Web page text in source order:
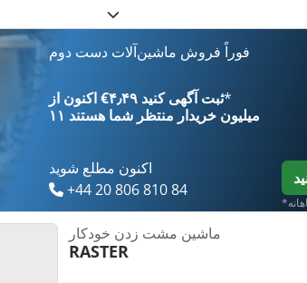
فوراً فروش ماشین‌آلات دست دوم
اکنون از ‎€۴٫۴۹ ثبت آگهی کنید*
۱۱ میلیون خریدار منتظر شما هستند
اکنون مطلع شوید
+44 20 806 810 84
ماشین مشت زدن خودکار
RASTER